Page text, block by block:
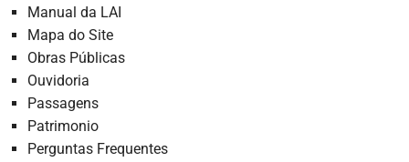
Manual da LAI
Mapa do Site
Obras Públicas
Ouvidoria
Passagens
Patrimonio
Perguntas Frequentes